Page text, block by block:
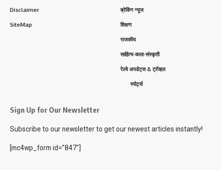
Disclaimer
SiteMap
ब्रेकिंग न्यूज
शिक्षण
राजकीय
साहित्य-कला-संस्कृती
रेल्वे अपडेट्स & ट्रॅव्हल
स्पोर्ट्स
Sign Up for Our Newsletter
Subscribe to our newsletter to get our newest articles instantly!
[mc4wp_form id=”847″]